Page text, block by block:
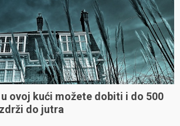
ovoj kući možete dobiti i do 500
do jutra